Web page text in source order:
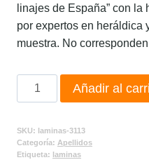
linajes de España” con
por expertos en heráldica
muestra. No
Añadir al
SKU: laminas-3113
Categoría: Apellidos
Etiqueta: laminas